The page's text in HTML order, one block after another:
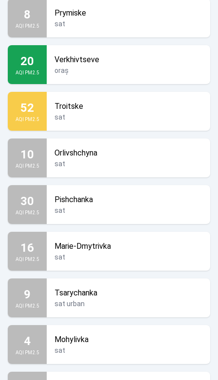
8
AQI PM2.5
Prymiske
sat
20
AQI PM2.5
Verkhivtseve
oraș
52
AQI PM2.5
Troitske
sat
10
AQI PM2.5
Orlivshchyna
sat
30
AQI PM2.5
Pishchanka
sat
16
AQI PM2.5
Marie-Dmytrivka
sat
9
AQI PM2.5
Tsarychanka
sat urban
4
AQI PM2.5
Mohylivka
sat